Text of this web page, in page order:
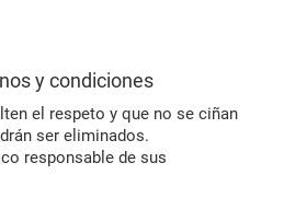
y condiciones
el respeto y que no se ciñan
ser eliminados.
responsable de sus